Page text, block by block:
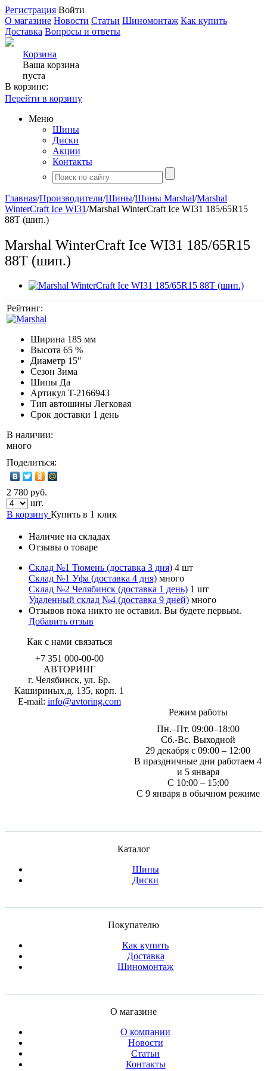
Регистрация Войти
О магазине Новости Статьи Шиномонтаж Как купить
Доставка Вопросы и ответы
Корзина
Ваша корзина
пуста
В корзине:
Перейти в корзину
Меню
Шины
Диски
Акции
Контакты
Главная/Производители/Шины/Шины Marshal/Marshal
WinterCraft Ice WI31/Marshal WinterCraft Ice WI31 185/65R15
88T (шип.)
Marshal WinterCraft Ice WI31 185/65R15
88T (шип.)
Рейтинг:
Ширина 185 мм
Высота 65 %
Диаметр 15″
Сезон Зима
Шипы Да
Артикул T-2166943
Тип автошины Легковая
Срок доставки 1 день
В наличии:
много
Поделиться:
2 780 руб.
шт.
В корзину Купить в 1 клик
Наличие на складах
Отзывы о товаре
Склад №1 Тюмень (доставка 3 дня) 4 шт
Склад №1 Уфа (доставка 4 дня) много
Склад №2 Челябинск (доставка 1 день) 1 шт
Удаленный склад №4 (доставка 9 дней) много
Отзывов пока никто не оставил. Вы будете первым.
Добавить отзыв
Как с нами связаться
+7 351 000-00-00
АВТОРИНГ
г. Челябинск, ул. Бр.
Кашириных,д. 135, корп. 1
E-mail: info@avtoring.com
Режим работы
Пн.–Пт. 09:00–18:00
Сб.-Вс. Выходной
29 декабря с 09:00 – 12:00
В праздничные дни работаем 4
и 5 января
С 10:00 – 15:00
С 9 января в обычном режиме
Каталог
Шины
Диски
Покупателю
Как купить
Доставка
Шиномонтаж
О магазине
О компании
Новости
Статьи
Контакты